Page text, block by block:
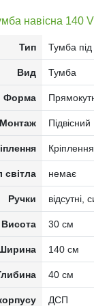
навісна 140
Тип Тумба під
Вид Тумба
Форма
Монтаж Підвісний
світла немає
Ручки відсутні,
Висота 30 см
140 см
40 см
ДСП